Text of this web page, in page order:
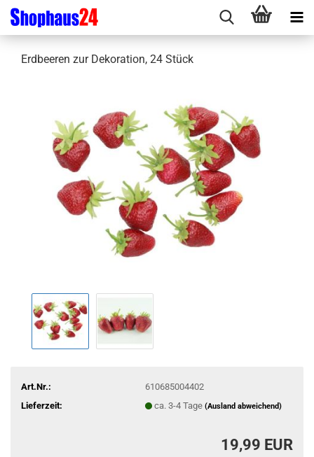
Erdbeeren zur Dekoration, 24 Stück
Art.Nr.:
610685004402
Lieferzeit:
ca. 3-4 Tage (Ausland abweichend)
19,99 EUR